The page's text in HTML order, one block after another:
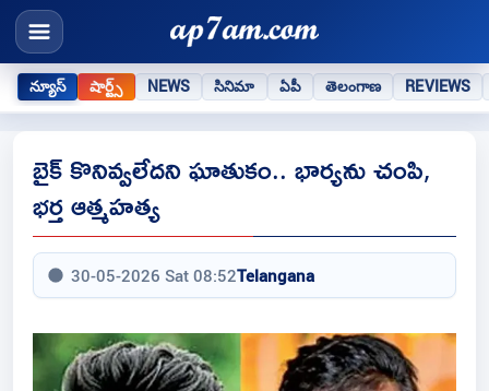
న్యూస్ షార్ట్స్ NEWS సినిమా ఏపీ తెలంగాణ REVIEWS
బైక్ కొనివ్వలేదని ఘాతుకం.. భార్యను చంపి,
భర్త ఆత్మహత్య
30-05-2026 Sat 08:52Telangana